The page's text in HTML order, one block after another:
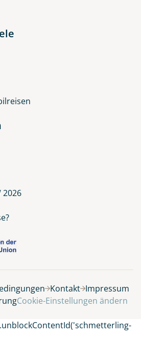
anwenden
zurücksetzen
2026
Kontakt Impressum
Cookie-Einstellungen ändern